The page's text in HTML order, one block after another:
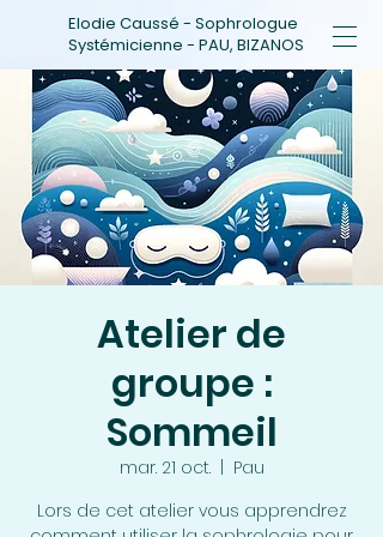
Elodie Caussé - Sophrologue
Systémicienne - PAU, BIZANOS
Atelier de
groupe :
Sommeil
mar. 21 oct.
  |
Pau
Lors de cet atelier vous apprendrez